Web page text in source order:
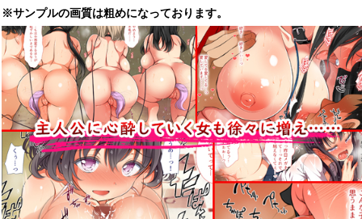
※サンプルの画質は粗めになっております。